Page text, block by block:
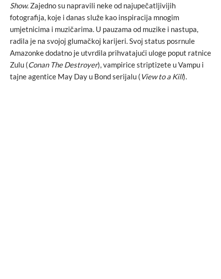
Show. Zajedno su napravili neke od najupečatljivijih
fotografija, koje i danas služe kao inspiracija mnogim
umjetnicima i muzičarima. U pauzama od muzike i nastupa,
radila je na svojoj glumačkoj karijeri. Svoj status posrnule
Amazonke dodatno je utvrdila prihvatajući uloge poput ratnice
Zulu (Conan The Destroyer), vampirice striptizete u Vampu i
tajne agentice May Day u Bond serijalu (View to a Kill).